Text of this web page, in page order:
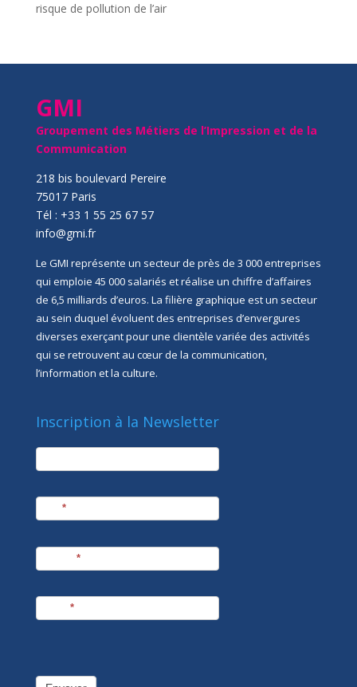
risque de pollution de l’air
GMI
Groupement des Métiers de l’Impression et de la
Communication
218 bis boulevard Pereire
75017 Paris
Tél : +33 1 55 25 67 57
info@gmi.fr
Le GMI représente un secteur de près de 3 000 entreprises
qui emploie 45 000 salariés et réalise un chiffre d’affaires
de 6,5 milliards d’euros. La filière graphique est un secteur
au sein duquel évoluent des entreprises d’envergures
diverses exerçant pour une clientèle variée des activités
qui se retrouvent au cœur de la communication,
l’information et la culture.
Inscription à la Newsletter
newsletter
*
*
*